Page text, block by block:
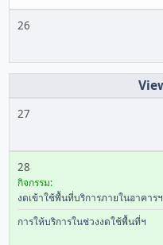
26
27
28
กิจกรรม:
งดเข้าใช้พื้นที่บริการภายในอาคารฯ
การให้บริการในช่วงงดใช้พื้นที่ฯ